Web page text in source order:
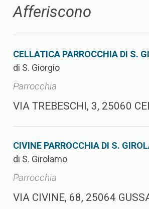
Afferiscono
CELLATICA PARROCCHIA DI S.
di S. Giorgio
Parrocchia
VIA TREBESCHI, 3, 25060
CIVINE PARROCCHIA DI S.
di S. Girolamo
Parrocchia
VIA CIVINE, 68, 25064